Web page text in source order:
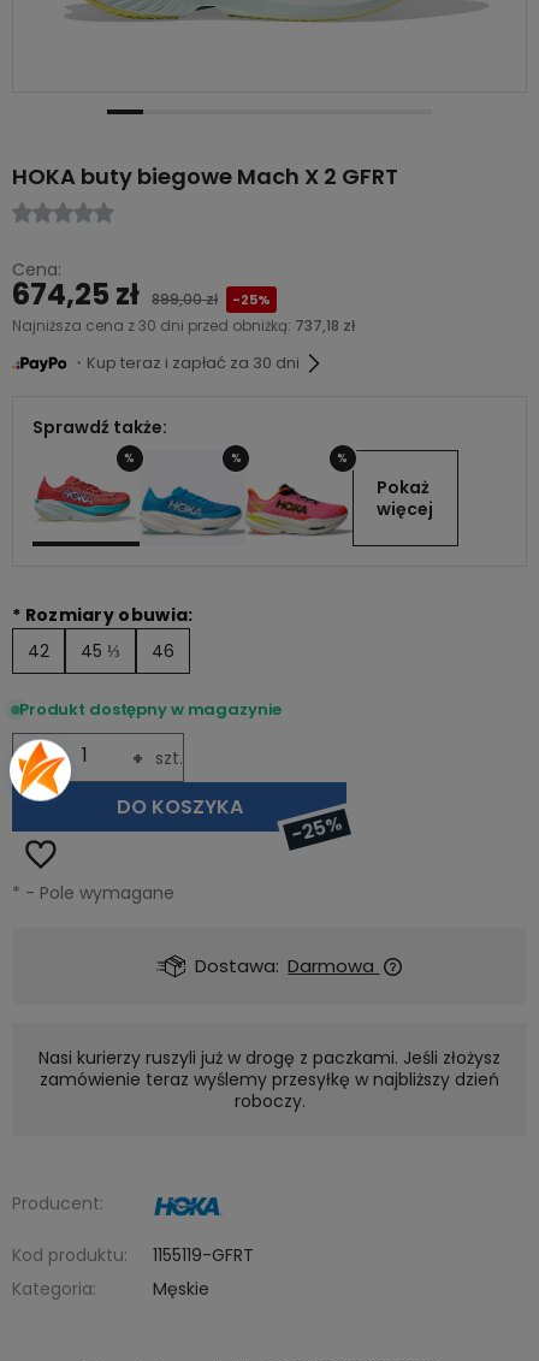
HOKA buty biegowe Mach X 2 GFRT
Cena:
674,25 zł 899,00 zł -25%
Najniższa cena z 30 dni przed obniżką: 737,18 zł
・Kup teraz i zapłać za 30 dni
Sprawdź także:
% % %
Pokaż
więcej
* Rozmiary obuwia:
42
45 ⅓ 46
Produkt dostępny w magazynie
+
- szt.
DO KOSZYKA
-25%
* - Pole wymagane
Dostawa: Darmowa
Nasi kurierzy ruszyli już w drogę z paczkami. Jeśli złożysz
zamówienie teraz wyślemy przesyłkę w najbliższy dzień
roboczy.
Producent:
Kod produktu:
1155119-GFRT
Kategoria:
Męskie